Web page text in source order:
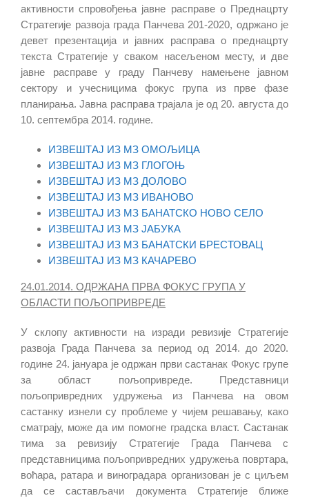
активности спровођења јавне расправе о Преднацрту
Стратегије развоја града Панчева 201-2020, одржано је
девет презентација и јавних расправа о преднацрту
текста Стратегије у сваком насељеном месту, и две
јавне расправе у граду Панчеву намењене јавном
сектору и учесницима фокус група из прве фазе
планирања. Јавна расправа трајала је од 20. августа до
10. септембра 2014. године.
ИЗВЕШТАЈ ИЗ МЗ ОМОЉИЦА
ИЗВЕШТАЈ ИЗ МЗ ГЛОГОЊ
ИЗВЕШТАЈ ИЗ МЗ ДОЛОВО
ИЗВЕШТАЈ ИЗ МЗ ИВАНОВО
ИЗВЕШТАЈ ИЗ МЗ БАНАТСКО НОВО СЕЛО
ИЗВЕШТАЈ ИЗ МЗ ЈАБУКА
ИЗВЕШТАЈ ИЗ МЗ БАНАТСКИ БРЕСТОВАЦ
ИЗВЕШТАЈ ИЗ МЗ КАЧАРЕВО
24.01.2014. ОДРЖАНА ПРВА ФОКУС ГРУПА У
ОБЛАСТИ ПОЉОПРИВРЕДЕ
У склопу активности на изради ревизије Стратегије
развоја Града Панчева за период од 2014. до 2020.
године 24. јануара је одржан први састанак Фокус групе
за област пољопривреде. Представници
пољопривредних удружења из Панчева на овом
састанку изнели су проблеме у чијем решавању, како
сматрају, може да им помогне градска власт. Састанак
тима за ревизију Стратегије Града Панчева с
представницима пољопривредних удружења повртара,
воћара, ратара и виноградара организован је с циљем
да се састављачи документа Стратегије ближе